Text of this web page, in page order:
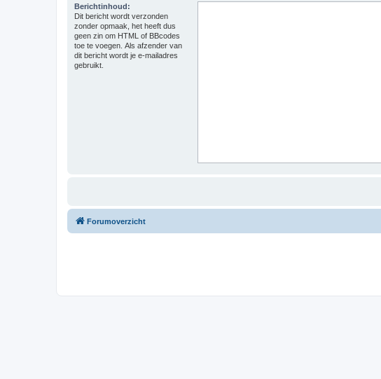
Berichtinhoud:
Dit bericht wordt verzonden
zonder opmaak, het heeft dus
geen zin om HTML of BBcodes
toe te voegen. Als afzender van
dit bericht wordt je e-mailadres
gebruikt.
Forumoverzicht